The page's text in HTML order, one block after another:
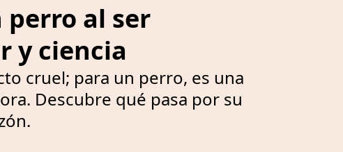
perro al ser
y ciencia
cruel; para un perro, es una
Descubre qué pasa por su